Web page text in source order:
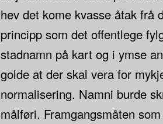
hev det kome kvasse åtak frå
principp som det offentlege
stadnamn på kart og i ymse
golde at der skal vera for
normalisering. Namni burde
målføri. Framgangsmåten